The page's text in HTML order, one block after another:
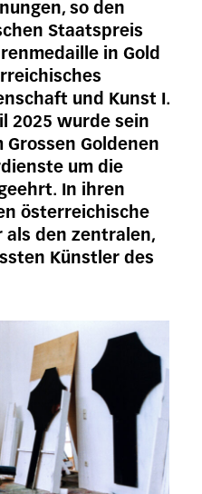
so den
Staatspreis
in Gold
und Kunst I.
2025 wurde sein
Goldenen
um die
In ihren
österreichische
als den zentralen,
Künstler des